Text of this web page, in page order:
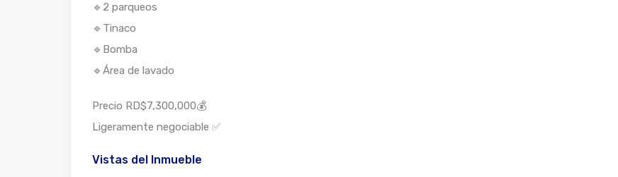
🔹2 parqueos
🔹Tinaco
🔹Bomba
🔹Área de lavado
Precio RD$7,300,000💰
Ligeramente negociable ✅
Vistas del Inmueble